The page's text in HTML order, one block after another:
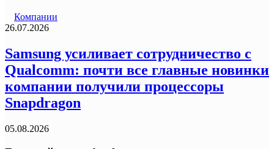
Компании
26.07.2026
Samsung усиливает сотрудничество с
Qualcomm: почти все главные новинки
компании получили процессоры
Snapdragon
05.08.2026